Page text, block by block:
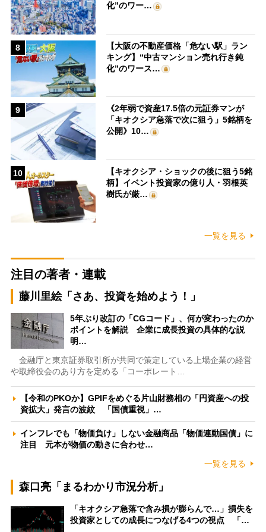
化”のワー…
8
【大阪の不動産価格「危ない駅」ラン
キング】“中古マンション売れ行き鈍
化”のワース…
9
《2年弱で資産17.5倍の元証券マンが
「キオクシア急落で次に狙う」5銘柄を
公開》10…
10
【キオクシア・ショックの後に狙う5銘
柄】イベント投資家の億り人・羽根英
樹氏が厳…
一覧を見る
注目の著者・連載
藤川里絵「さあ、投資を始めよう！」
5年ぶり改訂の「CGコード」、何が変わったのか
ポイントを解説 企業に成長投資の具体的な説
明…
金融庁と東京証券取引所が共同で策定している上場企業の経営
や取締役会のあり方を定める「コーポレート…
【令和のPKOか】GPIFをめぐる片山財務相の「円資産への投
資拡大」発言の波紋 「国債重視」…
インフレでも「物価負け」しない金融商品「物価連動国債」に
注目 元本が物価の動きに合わせ…
一覧を見る
森口亮「まるわかり市況分析」
「キオクシア急落で含み損が膨らんで…」損失を
投資家としての成長につなげる4つの視点 「…